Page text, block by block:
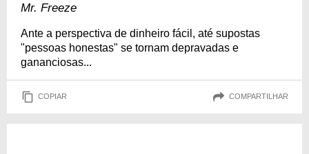
Mr. Freeze
Ante a perspectiva de dinheiro fácil, até supostas
"pessoas honestas" se tornam depravadas e
gananciosas...
COPIAR COMPARTILHAR